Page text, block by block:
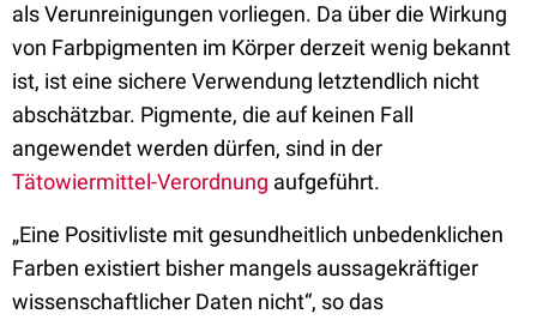
als Verunreinigungen vorliegen. Da über die Wirkung
von Farbpigmenten im Körper derzeit wenig bekannt
ist, ist eine sichere Verwendung letztendlich nicht
abschätzbar. Pigmente, die auf keinen Fall
angewendet werden dürfen, sind in der
Tätowiermittel-Verordnung aufgeführt.
„Eine Positivliste mit gesundheitlich unbedenklichen
Farben existiert bisher mangels aussagekräftiger
wissenschaftlicher Daten nicht“, so das